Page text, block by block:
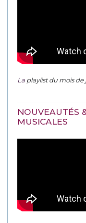
La playlist du mois de
NOUVEAUTÉS
MUSICALES